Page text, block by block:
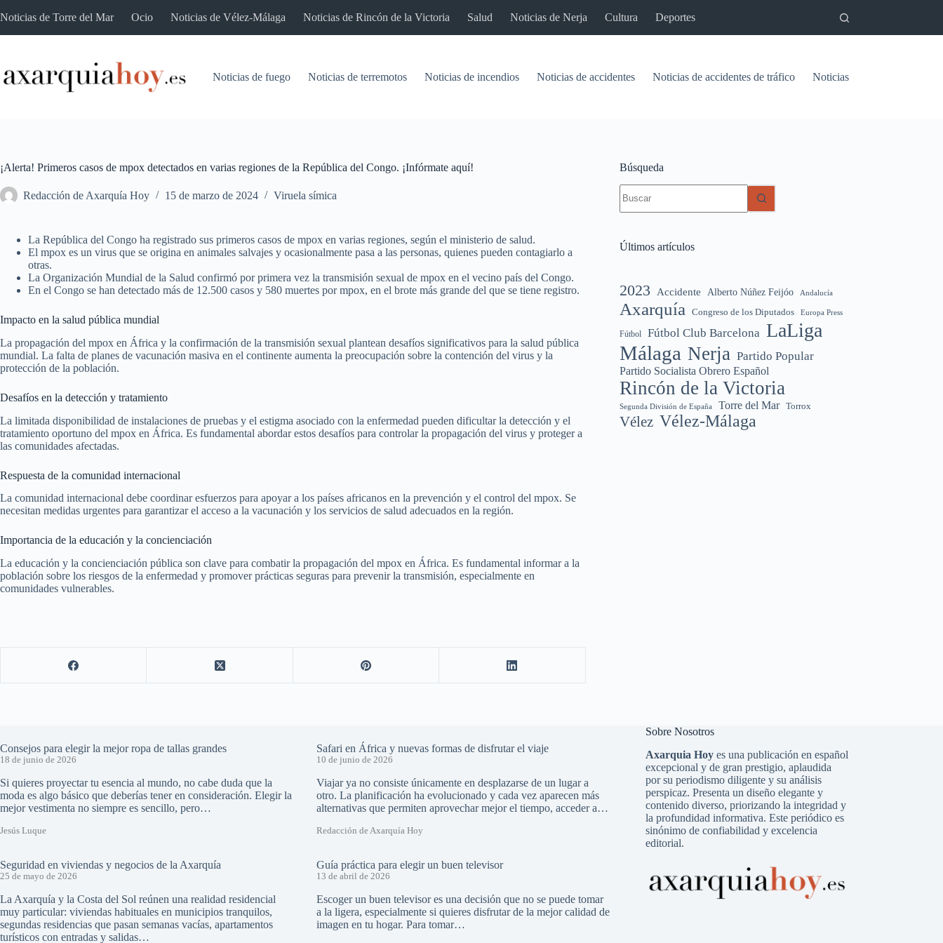
al
Noticias de Torre del Mar Ocio Noticias de Vélez-Málaga Noticias de Rincón de la Victoria Salud Noticias de Nerja Cultura Deportes
Noticias de fuego Noticias de terremotos Noticias de incendios Noticias de accidentes Noticias de accidentes de tráfico Noticias del pantano de
¡Alerta! Primeros casos de mpox detectados en varias regiones de la República del Congo. ¡Infórmate aquí!
Redacción de Axarquía Hoy 15 de marzo de 2024 Viruela símica
La República del Congo ha registrado sus primeros casos de mpox en varias regiones, según el ministerio de salud.
El mpox es un virus que se origina en animales salvajes y ocasionalmente pasa a las personas, quienes pueden contagiarlo a
otras.
La Organización Mundial de la Salud confirmó por primera vez la transmisión sexual de mpox en el vecino país del Congo.
En el Congo se han detectado más de 12.500 casos y 580 muertes por mpox, en el brote más grande del que se tiene registro.
Impacto en la salud pública mundial
La propagación del mpox en África y la confirmación de la transmisión sexual plantean desafíos significativos para la salud pública
mundial. La falta de planes de vacunación masiva en el continente aumenta la preocupación sobre la contención del virus y la
protección de la población.
Desafíos en la detección y tratamiento
La limitada disponibilidad de instalaciones de pruebas y el estigma asociado con la enfermedad pueden dificultar la detección y el
tratamiento oportuno del mpox en África. Es fundamental abordar estos desafíos para controlar la propagación del virus y proteger a
las comunidades afectadas.
Respuesta de la comunidad internacional
La comunidad internacional debe coordinar esfuerzos para apoyar a los países africanos en la prevención y el control del mpox. Se
necesitan medidas urgentes para garantizar el acceso a la vacunación y los servicios de salud adecuados en la región.
Importancia de la educación y la concienciación
La educación y la concienciación pública son clave para combatir la propagación del mpox en África. Es fundamental informar a la
población sobre los riesgos de la enfermedad y promover prácticas seguras para prevenir la transmisión, especialmente en
comunidades vulnerables.
Búsqueda
resultados
Últimos artículos
2023 Accidente Alberto Núñez Feijóo Andalucía
Axarquía Congreso de los Diputados Europa Press
Fútbol Fútbol Club Barcelona LaLiga
Málaga Nerja Partido Popular
Partido Socialista Obrero Español
Rincón de la Victoria
Segunda División de España Torre del Mar Torrox
Vélez Vélez-Málaga
Consejos para elegir la mejor ropa de tallas grandes
18 de junio de 2026
Si quieres proyectar tu esencia al mundo, no cabe duda que la
moda es algo básico que deberías tener en consideración. Elegir la
mejor vestimenta no siempre es sencillo, pero…
Jesús Luque
Safari en África y nuevas formas de disfrutar el viaje
10 de junio de 2026
Viajar ya no consiste únicamente en desplazarse de un lugar a
otro. La planificación ha evolucionado y cada vez aparecen más
alternativas que permiten aprovechar mejor el tiempo, acceder a…
Redacción de Axarquía Hoy
Seguridad en viviendas y negocios de la Axarquía
25 de mayo de 2026
La Axarquía y la Costa del Sol reúnen una realidad residencial
muy particular: viviendas habituales en municipios tranquilos,
segundas residencias que pasan semanas vacías, apartamentos
turísticos con entradas y salidas…
Guía práctica para elegir un buen televisor
13 de abril de 2026
Escoger un buen televisor es una decisión que no se puede tomar
a la ligera, especialmente si quieres disfrutar de la mejor calidad de
imagen en tu hogar. Para tomar…
Sobre Nosotros
Axarquia Hoyes una publicación en español
excepcional y de gran prestigio, aplaudida
por su periodismo diligente y su análisis
perspicaz. Presenta un diseño elegante y
contenido diverso, priorizando la integridad y
la profundidad informativa. Este periódico es
sinónimo de confiabilidad y excelencia
editorial.